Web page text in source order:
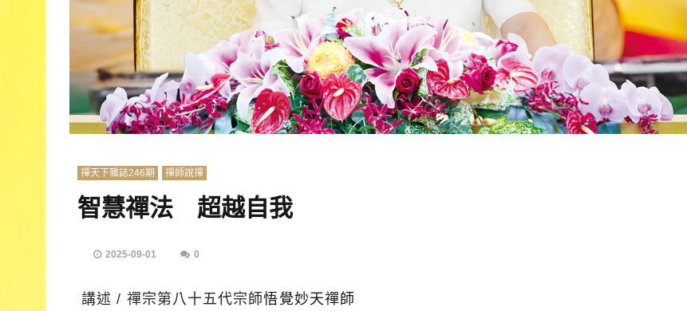
禪天下雜誌246期 禪師說禪
智慧禪法 超越自我
2025-09-01 0
講述 / 禪宗第八十五代宗師悟覺妙天禪師